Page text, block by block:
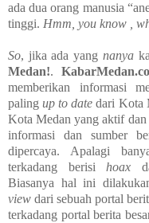
ada dua orang manusia
tinggi. Hmm, you know ,
So, jika ada yang nanya
Medan!.
memberikan informasi
palingup to date dari Kota
Kota Medan yang aktif dan
informasi dan sumber
dipercaya. Apalagi
terkadang berisi hoax
Biasanya hal ini
view dari sebuah portal
terkadang portal berita